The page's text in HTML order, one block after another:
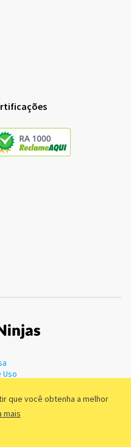
que você obtenha a melhor
mais
Uso
55.744.877/0001-89 - Rua Dr.